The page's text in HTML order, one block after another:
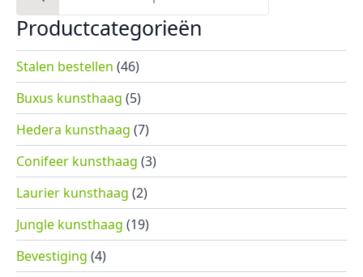
Productcategorieën
Stalen bestellen (46)
Buxus kunsthaag (5)
Hedera kunsthaag (7)
Conifeer kunsthaag (3)
Laurier kunsthaag (2)
Jungle kunsthaag (19)
Bevestiging (4)